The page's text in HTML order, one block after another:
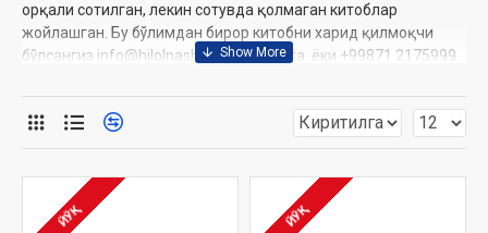
орқали сотилган, лекин сотувда қолмаган китоблар
жойлашган. Бу бўлимдан бирор китобни харид қилмоқчи
бўлсангиз info@hilolnashr.uz манзилига ёки +99871 2175999
ЙЎҚ ЙЎҚ